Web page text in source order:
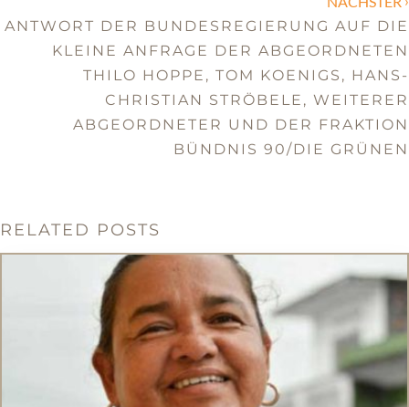
ANTWORT DER BUNDESREGIERUNG AUF DIE
KLEINE ANFRAGE DER ABGEORDNETEN
THILO HOPPE, TOM KOENIGS, HANS-
CHRISTIAN STRÖBELE, WEITERER
ABGEORDNETER UND DER FRAKTION
BÜNDNIS 90/DIE GRÜNEN
RELATED POSTS